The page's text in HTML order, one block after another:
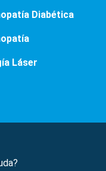
Diabética
Láser